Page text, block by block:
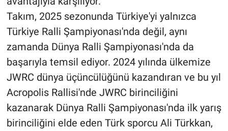
Takım, 2025 sezonunda Türkiye'yi yalnızca
Türkiye Ralli Şampiyonası'nda değil, aynı
zamanda Dünya Ralli Şampiyonası'nda da
başarıyla temsil ediyor. 2024 yılında ülkemize
JWRC dünya üçüncülüğünü kazandıran ve bu yıl
Acropolis Rallisi'nde JWRC birinciliğini
kazanarak Dünya Ralli Şampiyonası'nda ilk yarış
birinciliğini elde eden Türk sporcu Ali Türkkan,